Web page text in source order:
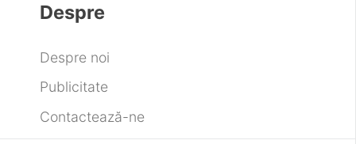
Despre
Despre noi
Publicitate
Contactează-ne